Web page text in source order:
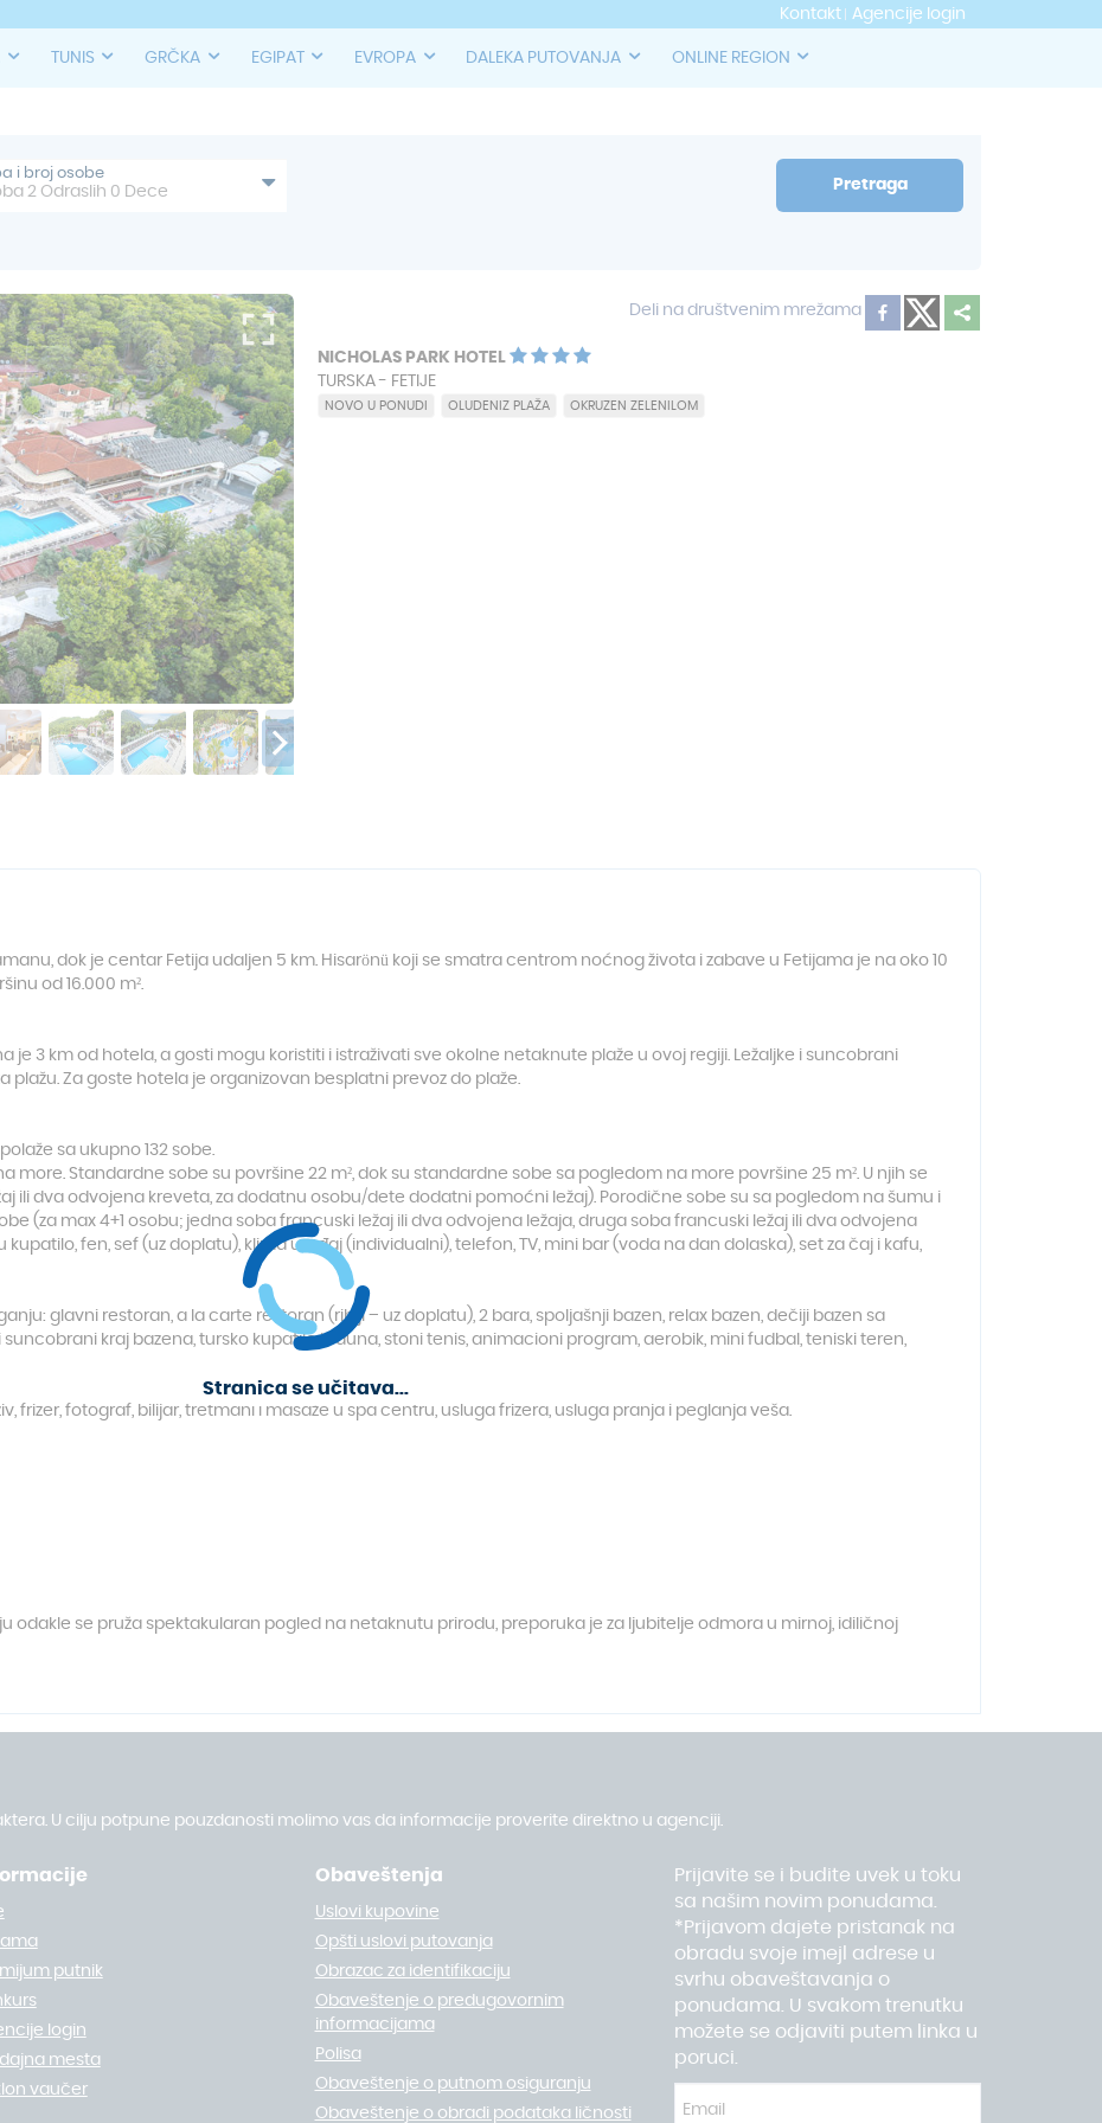
Kontakt Agencije login
TUNIS GRČKA EGIPAT EVROPA DALEKA PUTOVANJA ONLINE REGION
i broj osobe
2 Odraslih 0 Dece Pretraga
Deli na društvenim mrežama
NICHOLAS PARK HOTEL
TURSKA - FETIJE
NOVO U PONUDI OLUDENIZ PLAŽA OKRUZEN ZELENILOM
dok je centar Fetija udaljen 5 km. Hisarönü koji se smatra centrom noćnog života i zabave u Fetijama je na oko 10
od 16.000 m².
je 3 km od hotela, a gosti mogu koristiti i istraživati sve okolne netaknute plaže u ovoj regiji. Ležaljke i suncobrani
plažu. Za goste hotela je organizovan besplatni prevoz do plaže.
sa ukupno 132 sobe.
more. Standardne sobe su površine 22 m², dok su standardne sobe sa pogledom na more površine 25 m². U njih se
ili dva odvojena kreveta, za dodatnu osobu/dete dodatni pomoćni ležaj). Porodične sobe su sa pogledom na šumu i
(za max 4+1 osobu; jedna soba francuski ležaj ili dva odvojena ležaja, druga soba francuski ležaj ili dva odvojena
fen, sef (uz doplatu), klima uređaj (individualni), telefon, TV, mini bar (voda na dan dolaska), set za čaj i kafu,
glavni restoran, a la carte restoran (riblji – uz doplatu), 2 bara, spoljašnji bazen, relax bazen, dečiji bazen sa
kraj bazena, tursko kupatilo i sauna, stoni tenis, animacioni program, aerobik, mini fudbal, teniski teren,
frizer, fotograf, bilijar, tretmani i masaže u spa centru, usluga frizera, usluga pranja i peglanja veša.
odakle se pruža spektakularan pogled na netaknutu prirodu, preporuka je za ljubitelje odmora u mirnoj, idiličnoj
U cilju potpune pouzdanosti molimo vas da informacije proverite direktno u agenciji.
putnik
login
mesta
vaučer
Obaveštenja
Uslovi kupovine
Opšti uslovi putovanja
Obrazac za identifikaciju
Obaveštenje o predugovornim
informacijama
Polisa
Obaveštenje o putnom osiguranju
Obaveštenje o obradi podataka ličnosti
Prijavite se i budite uvek u toku
sa našim novim ponudama.
*Prijavom dajete pristanak na
obradu svoje imejl adrese u
svrhu obaveštavanja o
ponudama. U svakom trenutku
možete se odjaviti putem linka u
poruci.
Stranica se učitava...